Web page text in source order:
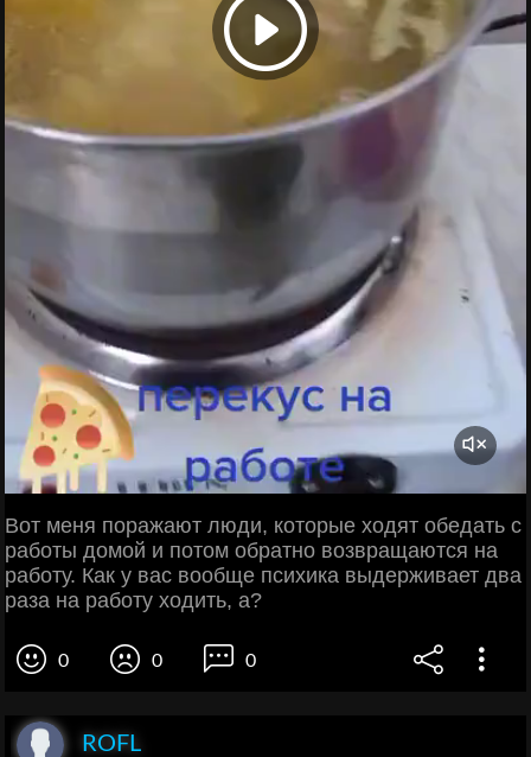
Вот меня поражают люди, которые ходят обедать с
работы домой и потом обратно возвращаются на
работу. Как у вас вообще психика выдерживает два
раза на работу ходить, а?
0 0 0
ROFL